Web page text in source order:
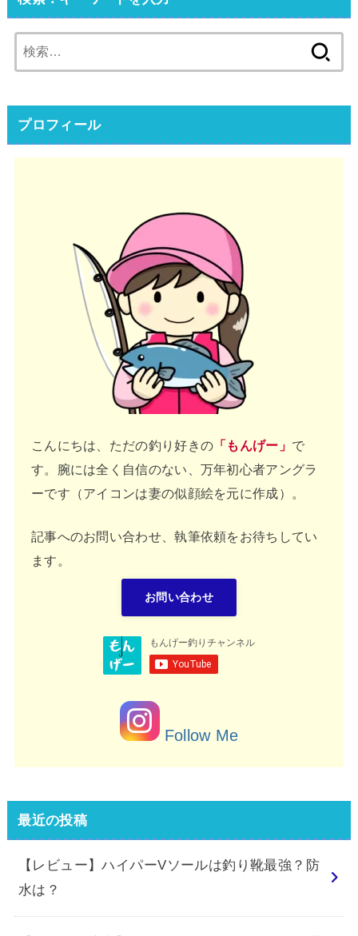
索:
プロフィール
こんにちは、ただの釣り好きの 「もんげー」 で
す。腕には全く自信のない、万年初心者アングラ
ーです（アイコンは妻の似顔絵を元に作成）。
記事へのお問い合わせ、執筆依頼をお待ちしてい
ます。
お問い合わせ
Follow Me
最近の投稿
【レビュー】ハイパーVソールは釣り靴最強？防
水は？